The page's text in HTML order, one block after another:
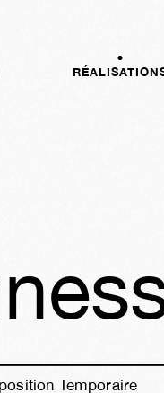
Temporaire